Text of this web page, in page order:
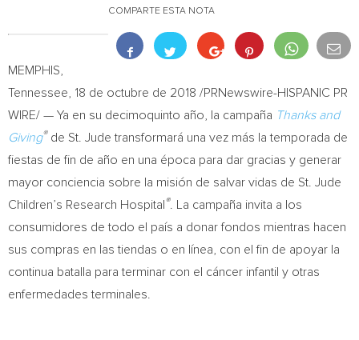
COMPARTE ESTA NOTA
MEMPHIS,
Tennessee , 18 de octubre de 2018 /PRNewswire-HISPANIC PR
WIRE/ — Ya en su decimoquinto año, la campaña Thanks and
Giving®de St. Jude transformará una vez más la temporada de
fiestas de fin de año en una época para dar gracias y generar
mayor conciencia sobre la misión de salvar vidas de St. Jude
Children’s Research Hospital ®. La campaña invita a los
consumidores de todo el país a donar fondos mientras hacen
sus compras en las tiendas o en línea, con el fin de apoyar la
continua batalla para terminar con el cáncer infantil y otras
enfermedades terminales.